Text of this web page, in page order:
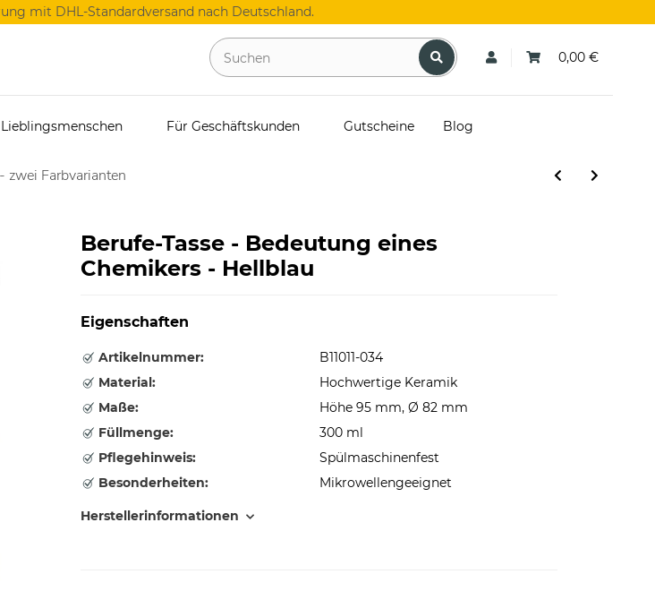
mit DHL-Standardversand nach Deutschland.
0,00 €
Für Geschäftskunden Gutscheine Blog
zwei Farbvarianten
Berufe-Tasse - Bedeutung eines
Chemikers - Hellblau
Eigenschaften
Artikelnummer:
B11011-034
Material:
Hochwertige Keramik
Maße:
Höhe 95 mm, Ø 82 mm
Füllmenge:
300 ml
Pflegehinweis:
Spülmaschinenfest
Besonderheiten:
Mikrowellengeeignet
Herstellerinformationen